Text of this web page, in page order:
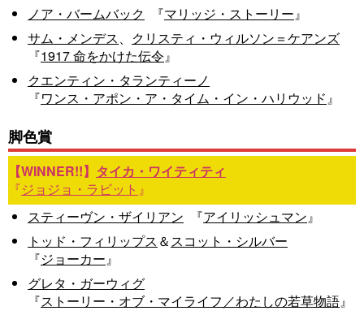
ノア・バームバック
『マリッジ・ストーリー』
サム・メンデス、 クリスティ・ウィルソン＝ケアンズ
『1917 命をかけた伝令』
クエンティン・タランティーノ
『ワンス・アポン・ア・タイム・イン・ハリウッド』
脚色賞
タイカ・ワイティティ
『ジョジョ・ラビット 』
スティーヴン・ザイリアン
『アイリッシュマン』
トッド・フィリップス ＆スコット・シルバー
『ジョーカー』
グレタ・ガーウィグ
『ストーリー・オブ・マイライフ／わたしの若草物語』